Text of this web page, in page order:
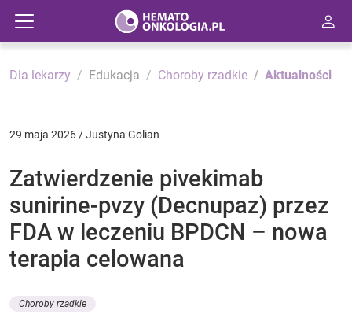
Dla lekarzy Edukacja Choroby rzadkie Aktualności
29 maja 2026 / Justyna Golian
Zatwierdzenie pivekimab
sunirine-pvzy (Decnupaz) przez
FDA w leczeniu BPDCN – nowa
terapia celowana
Choroby rzadkie